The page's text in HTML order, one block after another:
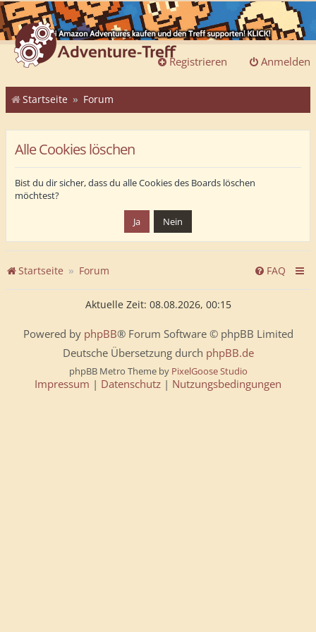
Anmelden
Registrieren
Startseite Forum
Alle Cookies löschen
Bist du dir sicher, dass du alle Cookies des Boards löschen
möchtest?
Startseite Forum FAQ
Aktuelle Zeit: 08.08.2026, 00:15
Powered by phpBB® Forum Software © phpBB Limited
Deutsche Übersetzung durch phpBB.de
phpBB Metro Theme by PixelGoose Studio
Impressum | Datenschutz | Nutzungsbedingungen